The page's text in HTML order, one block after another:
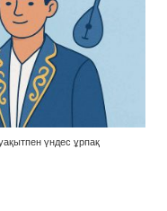
үндес ұрпақ